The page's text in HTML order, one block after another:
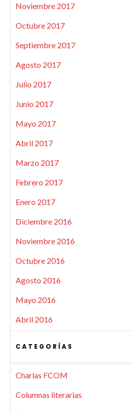
Noviembre 2017
Octubre 2017
Septiembre 2017
Agosto 2017
Julio 2017
Junio 2017
Mayo 2017
Abril 2017
Marzo 2017
Febrero 2017
Enero 2017
Diciembre 2016
Noviembre 2016
Octubre 2016
Agosto 2016
Mayo 2016
Abril 2016
CATEGORÍAS
Charlas FCOM
Columnas literarias